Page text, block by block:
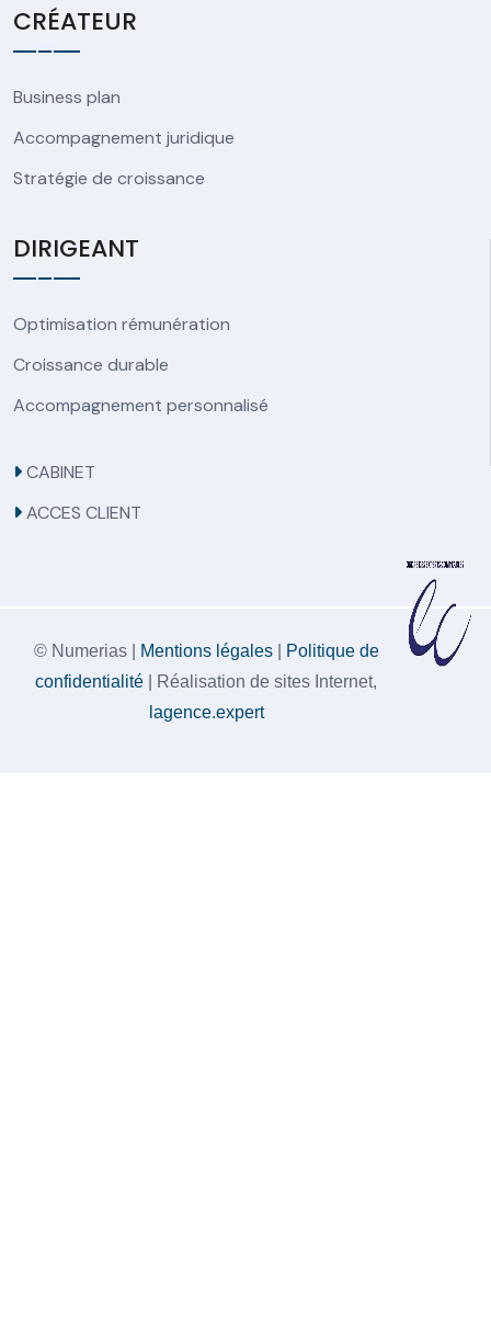
CRÉATEUR
Business plan
Accompagnement juridique
Stratégie de croissance
DIRIGEANT
Optimisation rémunération
Croissance durable
Accompagnement personnalisé
CABINET
ACCES CLIENT
© Numerias | Mentions légales|
Politique de
confidentialité | Réalisation de sites Internet,
lagence.expert